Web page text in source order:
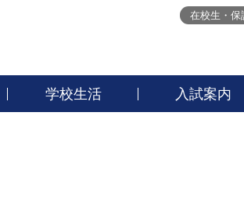
学校生活 入試案内
在校生・保